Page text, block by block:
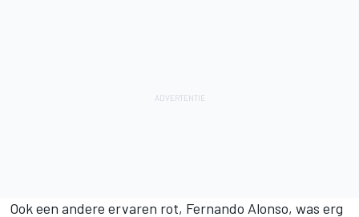
Ook een andere ervaren rot, Fernando Alonso, was erg